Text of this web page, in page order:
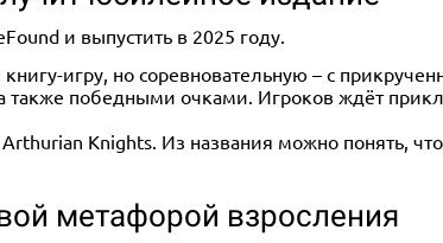
и выпустить в 2025 году.
игру, но соревновательную – с
также победными очками. Игроков ждёт
Knights. Из названия можно понять,
метафорой взросления